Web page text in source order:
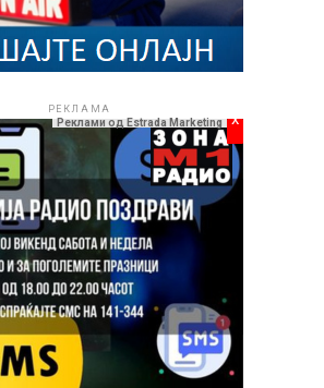
РЕКЛАМА
Реклами од Estrada Marketing x